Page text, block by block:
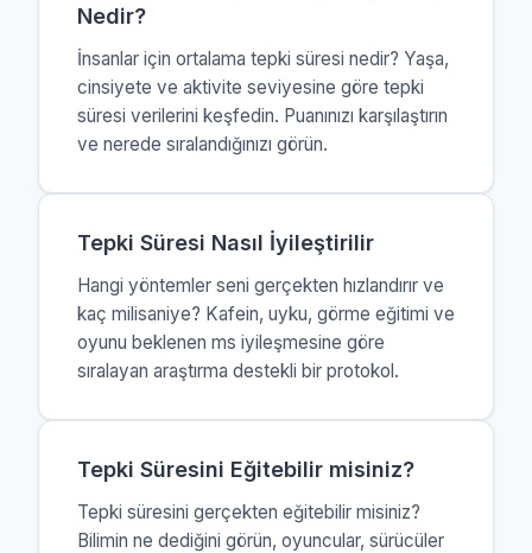
Nedir?
İnsanlar için ortalama tepki süresi nedir? Yaşa,
cinsiyete ve aktivite seviyesine göre tepki
süresi verilerini keşfedin. Puanınızı karşılaştırın
ve nerede sıralandığınızı görün.
Tepki Süresi Nasıl İyileştirilir
Hangi yöntemler seni gerçekten hızlandırır ve
kaç milisaniye? Kafein, uyku, görme eğitimi ve
oyunu beklenen ms iyileşmesine göre
sıralayan araştırma destekli bir protokol.
Tepki Süresini Eğitebilir misiniz?
Tepki süresini gerçekten eğitebilir misiniz?
Bilimin ne dediğini görün, oyuncular, sürücüler